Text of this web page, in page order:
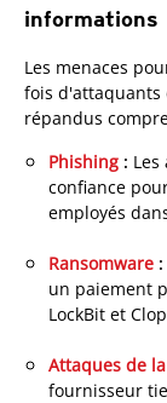
informations
Les menaces
fois d'attaquants
répandus
Phishing :
confiance
employés
Ransomware :
un paiement
LockBit et
Attaques de
fournisseur